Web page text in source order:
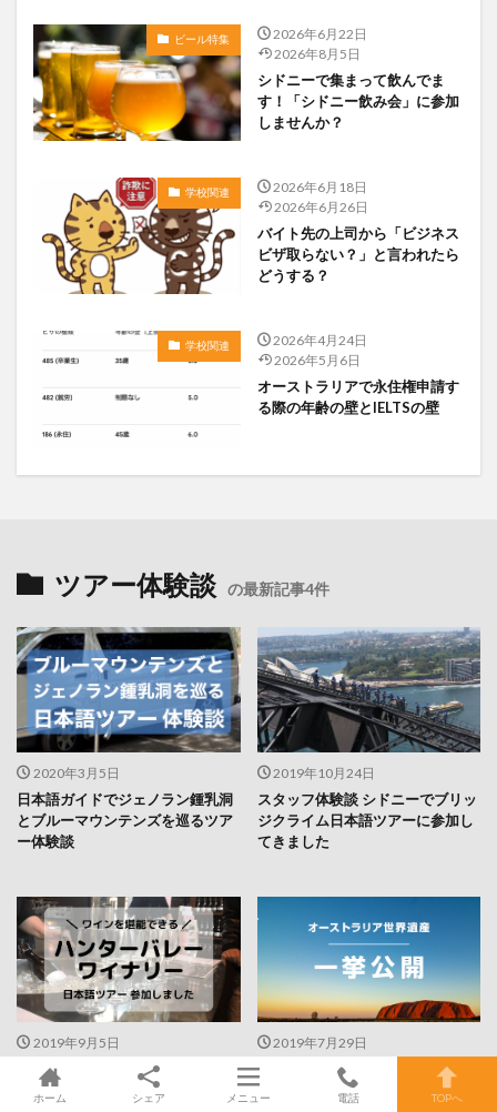
ビール特集
2026年6月22日
2026年8月5日
シドニーで集まって飲んでま
す！「シドニー飲み会」に参加
しませんか？
学校関連
2026年6月18日
2026年6月26日
バイト先の上司から「ビジネス
ビザ取らない？」と言われたら
どうする？
学校関連
2026年4月24日
2026年5月6日
オーストラリアで永住権申請す
る際の年齢の壁とIELTSの壁
ツアー体験談 の最新記事4件
2020年3月5日
日本語ガイドでジェノラン鍾乳洞
とブルーマウンテンズを巡るツア
ー体験談
2019年10月24日
スタッフ体験談 シドニーでブリッ
ジクライム日本語ツアーに参加し
てきました
2019年9月5日
ハンターバレーワイナリー日本語
ツアーへ参加してみました！
2019年7月29日
【オーストラリア世界遺産】一挙
公開！
ホーム シェア メニュー 電話 TOPへ